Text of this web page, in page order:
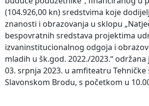
(104.926,00 kn) sredstvima koje
znanosti i obrazovanja u sklopu
bespovratnih sredstava projektima
izvaninstitucionalnog odgoja i
mladih u šk.god. 2022./2023.“
03. srpnja 2023. u amfiteatru Tehničke
Slavonskom Brodu, s početkom u